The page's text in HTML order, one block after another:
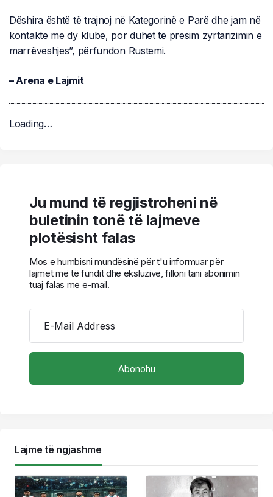
Dëshira është të trajnoj në Kategorinë e Parë dhe jam në
kontakte me dy klube, por duhet të presim zyrtarizimin e
marrëveshjes”, përfundon Rustemi.
– Arena e Lajmit
Loading…
Ju mund të regjistroheni në
buletinin tonë të lajmeve
plotësisht falas
Mos e humbisni mundësinë për t'u informuar për
lajmet më të fundit dhe eksluzive, filloni tani abonimin
tuaj falas me e-mail.
E-Mail Address
Lajme të ngjashme